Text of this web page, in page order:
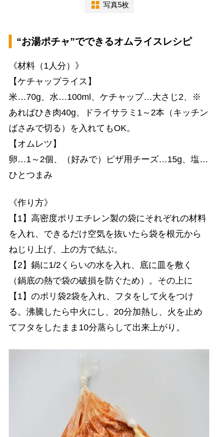
写真5枚
“お湯ポチャ”でできるオムライスレシピ
《材料（1人分）》
【ケチャップライス】
米…70g、水…100ml、ケチャップ…大さじ2、※
あればひき肉40g、ドライサラミ1～2本（キッチン
ばさみで切る）を入れてもOK。
【オムレツ】
卵…1～2個、（好みで）ピザ用チーズ…15g、塩…
ひとつまみ
《作り方》
【1】高密度ポリエチレン製の袋にそれぞれの材料
を入れ、できるだけ空気を抜いたら袋を根元から
ねじり上げ、上の方で結ぶ。
【2】鍋に1/2くらいの水を入れ、底に皿を敷く
（鍋底の熱で袋の破損を防ぐため）。その上に
【1】のポリ袋2袋を入れ、フタをして火をつけ
る。沸騰したら中火にし、20分加熱し、火を止め
てフタをしたまま10分蒸らして出来上がり。